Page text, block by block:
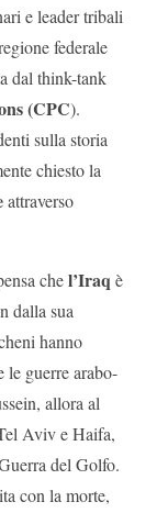
e leader tribali
federale
dal think-tank
(CPC).
sulla storia
chiesto la
attraverso
chel’Iraq è
dalla sua
hanno
le guerre arabo-
allora al
Aviv e Haifa,
del Golfo.
con la morte,